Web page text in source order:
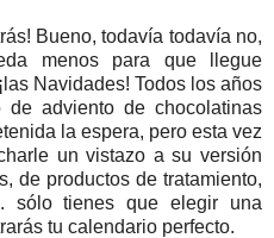
Bueno, todavía todavía no,
menos para que llegue
Navidades! Todos los años
adviento de chocolatinas
la espera, pero esta vez
un vistazo a su versión
de productos de tratamiento,
sólo tienes que elegir una
tu calendario perfecto.